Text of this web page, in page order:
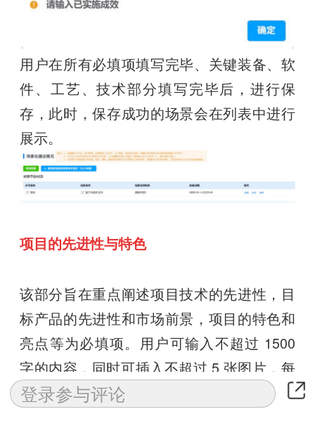
用户在所有必填项填写完毕、关键装备、软
件、工艺、技术部分填写完毕后，进行保
存，此时，保存成功的场景会在列表中进行
展示。
项目的先进性与特色
该部分旨在重点阐述项目技术的先进性，目
标产品的先进性和市场前景，项目的特色和
亮点等为必填项。用户可输入不超过 1500
字的内容，同时可插入不超过 5 张图片，每
张图片大小均不超过 15MB。填写完毕后点